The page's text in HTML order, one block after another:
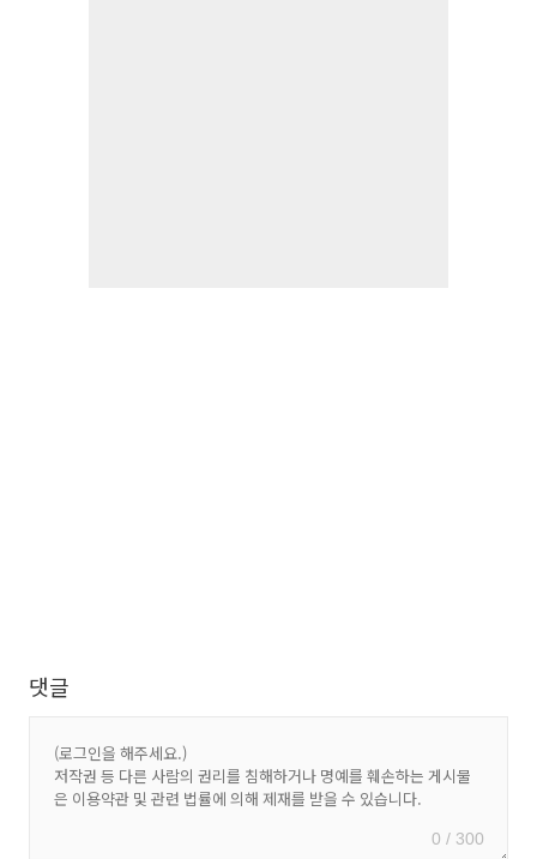
댓글
0 / 300